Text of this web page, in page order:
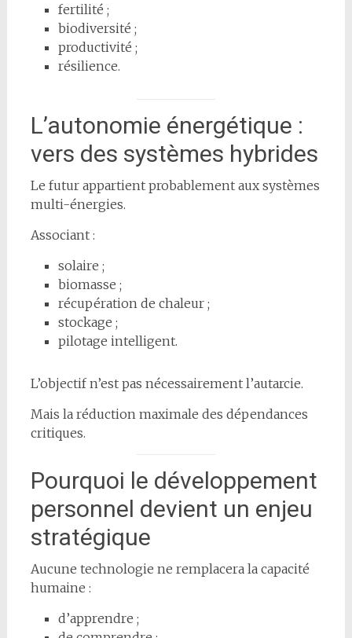
fertilité ;
biodiversité ;
productivité ;
résilience.
L’autonomie énergétique :
vers des systèmes hybrides
Le futur appartient probablement aux systèmes
multi-énergies.
Associant :
solaire ;
biomasse ;
récupération de chaleur ;
stockage ;
pilotage intelligent.
L’objectif n’est pas nécessairement l’autarcie.
Mais la réduction maximale des dépendances
critiques.
Pourquoi le développement
personnel devient un enjeu
stratégique
Aucune technologie ne remplacera la capacité
humaine :
d’apprendre ;